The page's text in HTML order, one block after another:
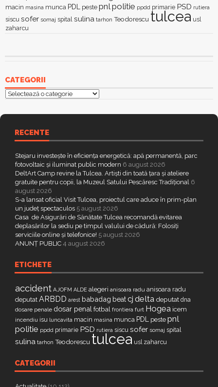
macin masina munca PDL peste pnlpolitie ppdd primarie PSD rutiera
siscu sofer somaj spital sulina tarhon Teodorescu tulcea usl
zaharcu
CATEGORII
Categorii
RECENTE
Stejaru investește în eficiența energetică: apă permanentă, parc
fotovoltaic și iluminat public modern 6 august 2026
DeltArt Camp revine la Tulcea. Artiști din toată țara și ateliere
gratuite pentru copii, la Muzeul Satului Pescăresc Tradițional 6
august 2026
S-a lansat oficial Visit Tulcea, proiectul care aduce în prim-plan
un județ spectaculos 5 august 2026
Casa de Asigurări de Sănătate Tulcea recomandă evitarea
deplasărilor la sediu pe timpul valului de cădură: Folosiți
serviciile online și telefonice! 5 august 2026
ANUNȚ PUBLIC 4 august 2026
ETICHETE
accident AJOFM ALDE alegeri anisoara radu anisoara radu
deputat ARBDD arest babadag beatcj delta deputat dna
dosare penale dosar penal fotbal frontiera furt Hogea icem
incendiu isu luncavita macin masina munca PDL peste pnl
politie ppdd primarie PSD rutiera siscu sofer somaj spital
sulina tarhon Teodorescu tulcea usl zaharcu
CATEGORII